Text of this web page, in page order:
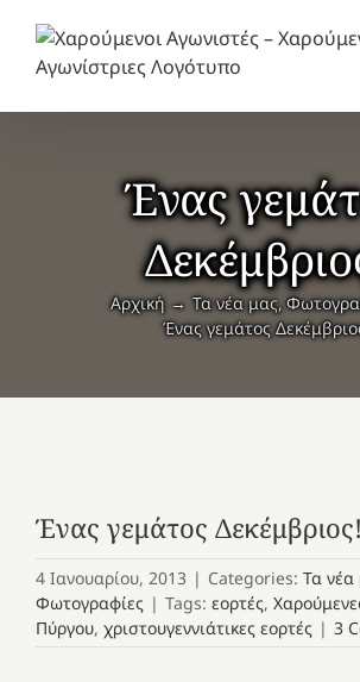
περιεχόμενο
Ένας
Αρχική Τα νέα μας
Ένας γεμάτος
Ένας γεμάτος Δεκέμβριος!
4 Ιανουαρίου, 2013 | Categories: Τα νέα
Φωτογραφίες | Tags: εορτές,
Πύργου, χριστουγεννιάτικες εορτές | 3